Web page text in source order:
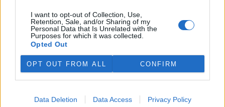
I want to opt-out of Collection, Use,
Retention, Sale, and/or Sharing of my
Personal Data that Is Unrelated with the
Purposes for which it was collected.
Opted Out
OPT OUT FROM ALL CONFIRM
Data Deletion Data Access Privacy Policy
Záchranná stanice v Praze přijímá kvůli vedrům více
volně žijících zvířat
5.8.2026 17:40 | PRAHA (
teplotám pracovníci pražské
záchranné stanice pro volně
žijící živočichy přijímají více
dehydratovaná a vysílená mláďata ptáků nebo veverek. ČTK to